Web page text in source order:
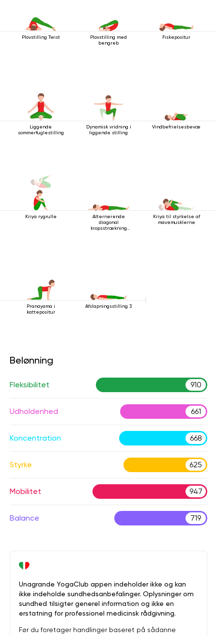
Plovstilling Twist
Plovstilling med
bengreb
Fiskepositur
Liggende
sommerfuglestilling
Dynamisk vridning i
liggende stilling
Vindbefrielsesbevægelsen
Kriya rygrulle
Alternerende
diagonal
kropsstrækning
Kriya til styrkelse af
mavemusklerne
Pranayama i
kattepositur
Afslapningsstilling 3
Belønning
Fleksibilitet 910
Udholdenhed 661
Koncentration 668
Styrke 625
Mobilitet 947
Balance 719
Unagrande YogaClub appen indeholder ikke og kan
ikke indeholde sundhedsanbefalinger. Oplysninger om
sundhed tilsigter generel information og ikke en
erstatning for professionel medicinsk rådgivning.
Før du foretager handlinger baseret på sådanne